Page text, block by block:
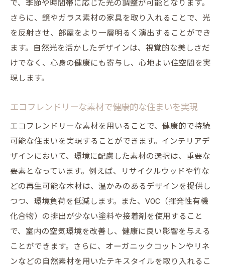
未来志向のインテリアに求められる要素
最新技術と伝統の融合したデザイン
AIを活用した新しいインテリアスタイル
世界のトレンドを取り入れたインテリアの
進化
持続可能な未来を見据えたインテリアの挑
戦
で、季節や時間帯に応じた光の調整が可能となります。
さらに、鏡やガラス素材の家具を取り入れることで、光
を反射させ、部屋をより一層明るく演出することができ
ます。自然光を活かしたデザインは、視覚的な美しさだ
けでなく、心身の健康にも寄与し、心地よい住空間を実
現します。
エコフレンドリーな素材で健康的な住まいを実現
エコフレンドリーな素材を用いることで、健康的で持続
可能な住まいを実現することができます。インテリアデ
ザインにおいて、環境に配慮した素材の選択は、重要な
要素となっています。例えば、リサイクルウッドや竹な
どの再生可能な木材は、温かみのあるデザインを提供し
つつ、環境負荷を低減します。また、VOC（揮発性有機
化合物）の排出が少ない塗料や接着剤を使用すること
で、室内の空気環境を改善し、健康に良い影響を与える
ことができます。さらに、オーガニックコットンやリネ
ンなどの自然素材を用いたテキスタイルを取り入れるこ